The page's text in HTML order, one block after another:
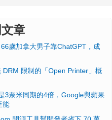
章
歲加拿大男子靠ChatGPT，成
限制的「Open Printer」概
3奈米同期的4倍，Google與蘋果
能